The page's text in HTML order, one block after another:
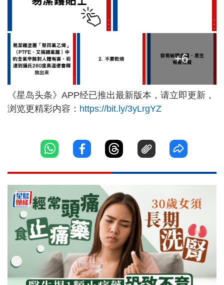
+6
《星岛头条》APP经已推出最新版本，请立即更新，
浏览更精彩内容： https://bit.ly/3yLrgYZ